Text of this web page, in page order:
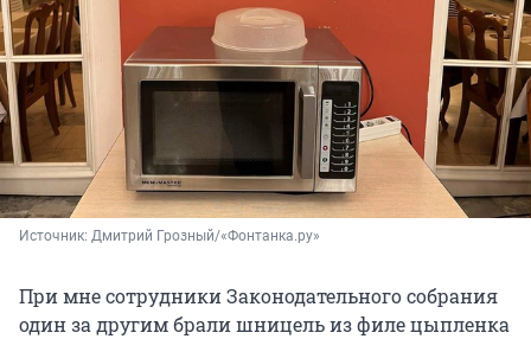
Источник: Дмитрий Грозный/«Фонтанка.ру»
При мне сотрудники Законодательного собрания
один за другим брали шницель из филе цыпленка